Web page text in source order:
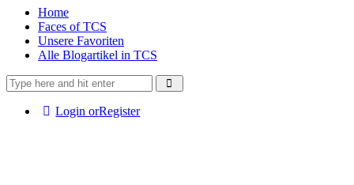
Home
Faces of TCS
Unsere Favoriten
Alle Blogartikel in TCS
Login orRegister